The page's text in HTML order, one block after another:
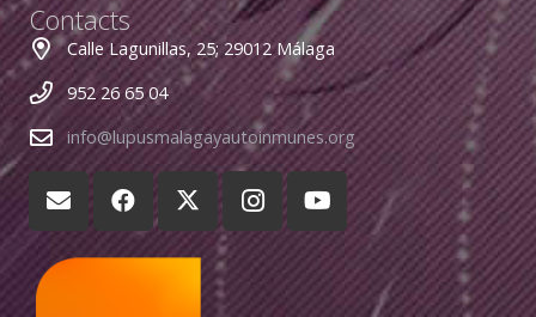
Contacts
Calle Lagunillas, 25; 29012 Málaga
952 26 65 04
info@lupusmalagayautoinmunes.org